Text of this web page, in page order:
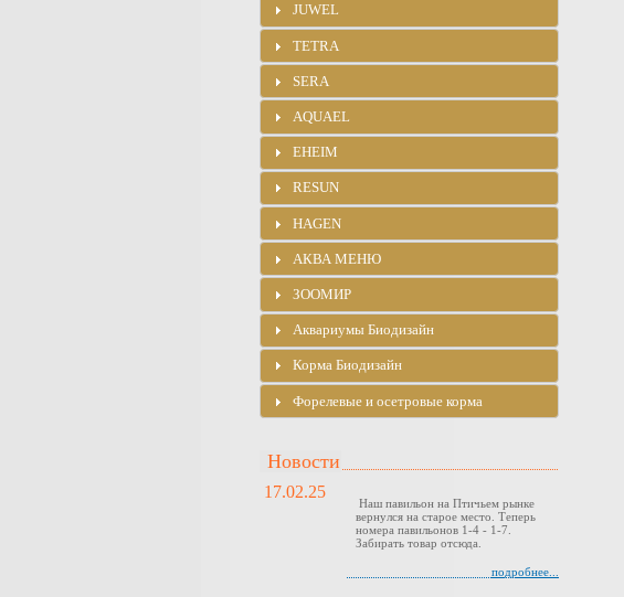
JUWEL
TETRA
SERA
AQUAEL
EHEIM
RESUN
HAGEN
АКВА МЕНЮ
ЗООМИР
Аквариумы Биодизайн
Корма Биодизайн
Форелевые и осетровые корма
Новости
17.02.25
Наш павильон на Птичьем рынке
вернулся на старое место. Теперь
номера павильонов 1-4 - 1-7.
Забирать товар отсюда.
подробнее...